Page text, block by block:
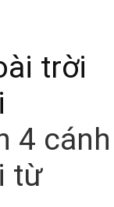
trời
4
từ